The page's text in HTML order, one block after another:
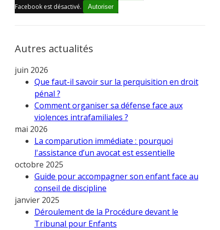
Facebook est désactivé. Autoriser
Autres actualités
juin 2026
Que faut-il savoir sur la perquisition en droit
pénal ?
Comment organiser sa défense face aux
violences intrafamiliales ?
mai 2026
La comparution immédiate : pourquoi
l'assistance d’un avocat est essentielle
octobre 2025
Guide pour accompagner son enfant face au
conseil de discipline
janvier 2025
Déroulement de la Procédure devant le
Tribunal pour Enfants